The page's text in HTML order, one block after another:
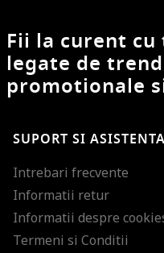
Fii la curent
legate de
promotionale
SUPORT SI ASISTENTA
Intrebari frecvente
Informatii retur
Informatii despre
Termeni si Conditii